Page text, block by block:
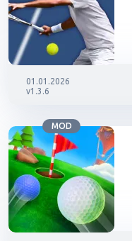
01.01.2026
v1.3.6
MOD